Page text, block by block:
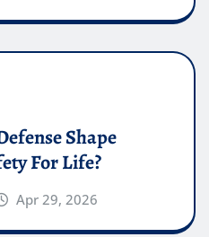
Shape
For Life?
Apr 29, 2026